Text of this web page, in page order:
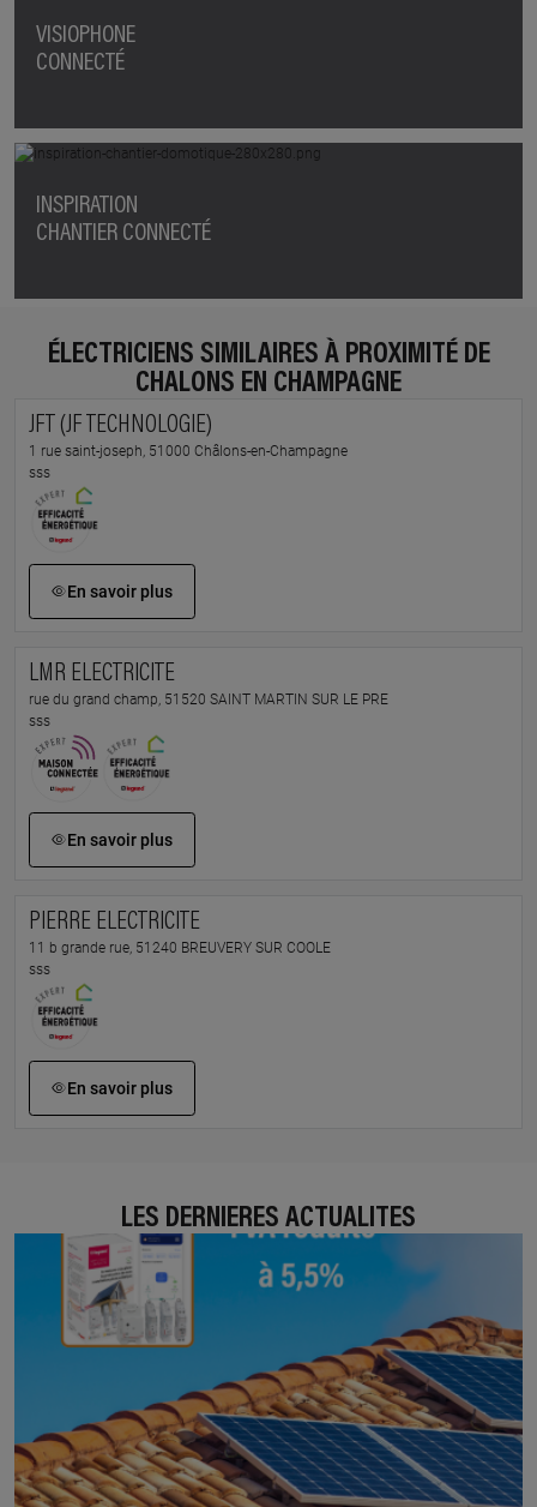
VISIOPHONE
CONNECTÉ
INSPIRATION
CHANTIER CONNECTÉ
ÉLECTRICIENS SIMILAIRES À PROXIMITÉ DE
CHALONS EN CHAMPAGNE
JFT (JF TECHNOLOGIE)
1 rue saint-joseph, 51000 Châlons-en-Champagne
sss
En savoir plus
LMR ELECTRICITE
rue du grand champ, 51520 SAINT MARTIN SUR LE PRE
sss
En savoir plus
PIERRE ELECTRICITE
11 b grande rue, 51240 BREUVERY SUR COOLE
sss
En savoir plus
LES DERNIÈRES ACTUALITÉS